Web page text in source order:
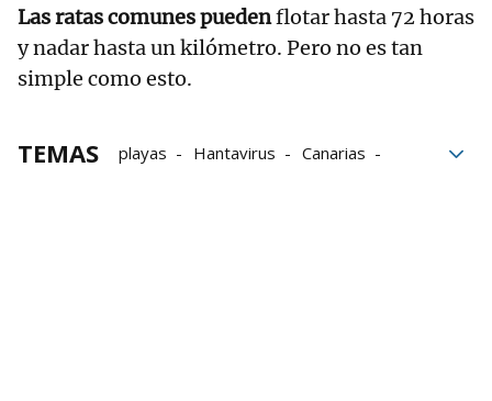
Las ratas comunes puedenflotar hasta 72 horas
y nadar hasta un kilómetro. Pero no es tan
simple como esto.
TEMAS playas Hantavirus
Canarias